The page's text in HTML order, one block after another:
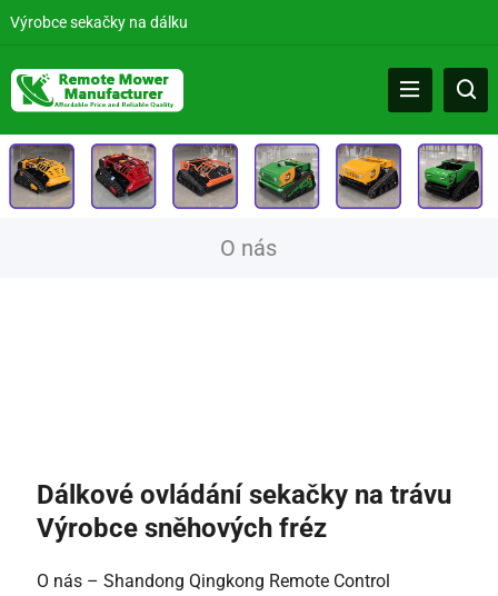
Výrobce sekačky na dálku
O nás
Dálkové ovládání sekačky na trávu
Výrobce sněhových fréz
O nás – Shandong Qingkong Remote Control